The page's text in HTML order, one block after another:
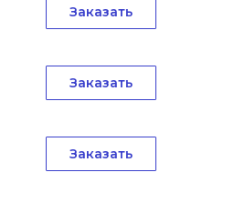
Заказать
Заказать
Заказать